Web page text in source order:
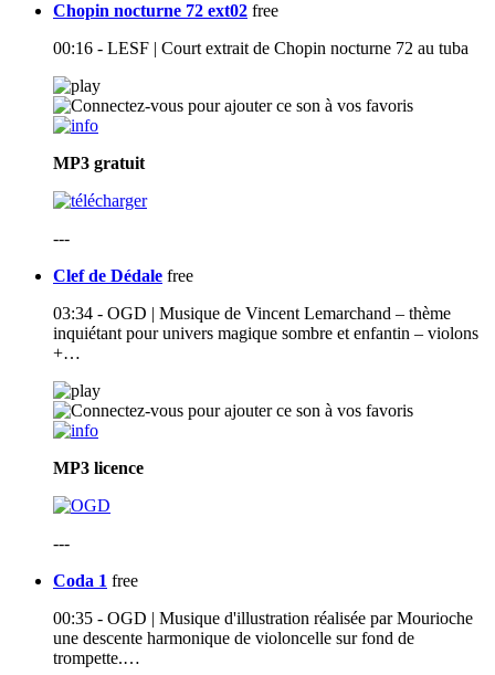
Chopin nocturne 72 ext02 free
00:16 - LESF | Court extrait de Chopin nocturne 72 au tuba
MP3 gratuit
---
Clef de Dédale free
03:34 - OGD | Musique de Vincent Lemarchand – thème
inquiétant pour univers magique sombre et enfantin – violons
+…
MP3 licence
---
Coda 1 free
00:35 - OGD | Musique d'illustration réalisée par Mourioche
une descente harmonique de violoncelle sur fond de
trompette.…